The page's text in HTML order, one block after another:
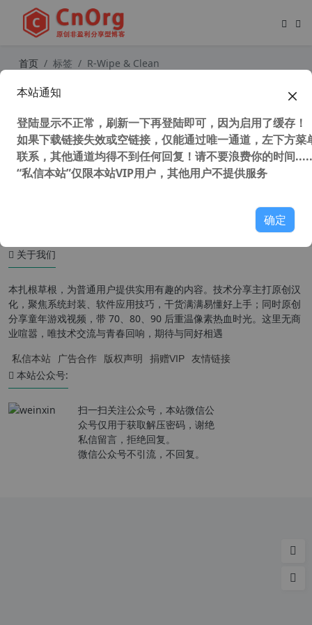
首页 标签 R-Wipe & Clean
关于我们
本扎根草根，为普通用户提供实用有趣的内容。技术分享主打原创汉
化，聚焦系统封装、软件应用技巧，干货满满易懂好上手；同时原创
分享童年游戏视频，带 70、80、90 后重温像素热血时光。这里无商
业喧嚣，唯技术交流与青春回响，期待与同好相遇
私信本站 广告合作 版权声明 捐赠VIP 友情链接
本站公众号:
扫一扫关注公众号，本站微信公
众号仅用于获取解压密码，谢绝
私信留言，拒绝回复。
微信公众号不引流，不回复。
本站通知
登陆显示不正常，刷新一下再登陆即可，因为启用了缓存！
如果下载链接失效或空链接，仅能通过唯一通道，左下方菜
联系，其他通道均得不到任何回复！请不要浪费你的时间
“私信本站”仅限本站VIP用户，其他用户不提供服务
确定